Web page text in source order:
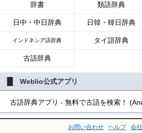
辞書 類語辞典
日中・中日辞典 日韓・韓日辞典
インドネシア語辞典 タイ語辞典
古語辞典
Weblio公式アプリ
古語辞典アプリ - 無料で古語を検索！
お問い合わせ ヘルプ 会